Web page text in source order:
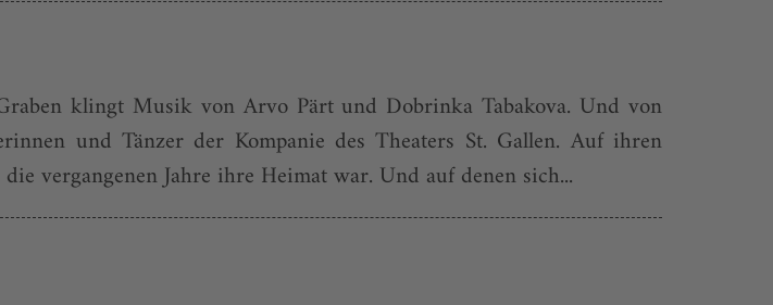
klingt Musik von Arvo Pärt und Dobrinka Tabakova. Und von
und Tänzer der Kompanie des Theaters St. Gallen. Auf ihren
vergangenen Jahre ihre Heimat war. Und auf denen sich...